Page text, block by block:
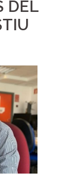
DEL